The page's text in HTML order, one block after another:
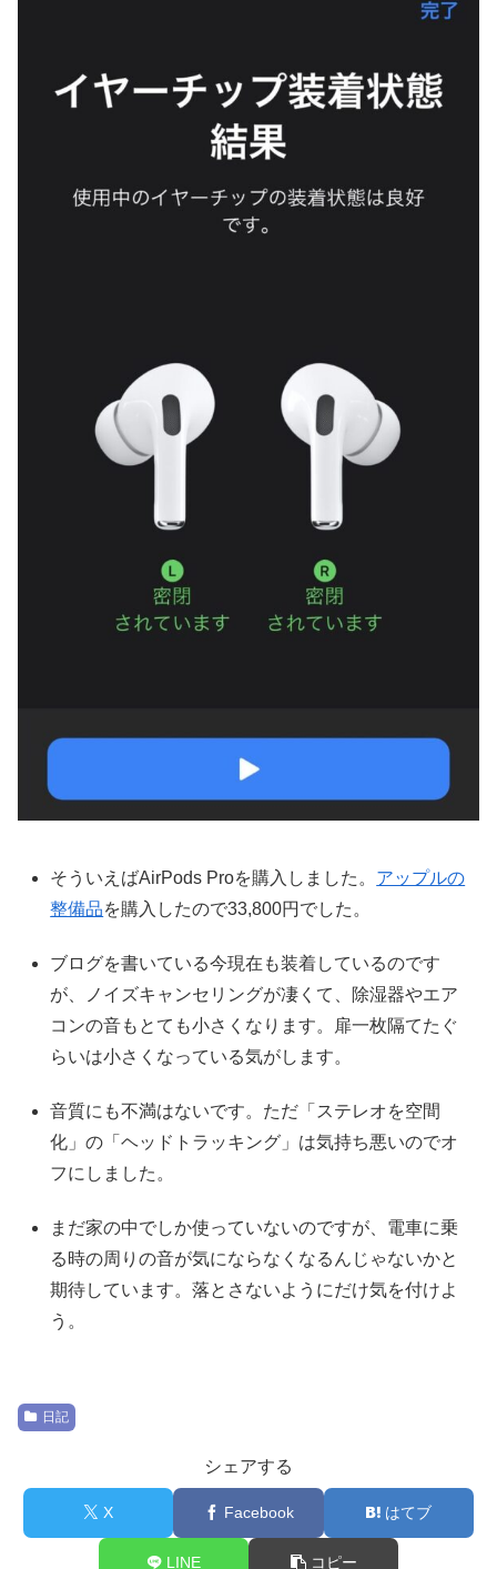
そういえばAirPods Proを購入しました。 アップルの
整備品を購入したので33,800円でした。
ブログを書いている今現在も装着しているのです
が、ノイズキャンセリングが凄くて、除湿器やエア
コンの音もとても小さくなります。扉一枚隔てたぐ
らいは小さくなっている気がします。
音質にも不満はないです。ただ「ステレオを空間
化」の「ヘッドトラッキング」は気持ち悪いのでオ
フにしました。
まだ家の中でしか使っていないのですが、電車に乗
る時の周りの音が気にならなくなるんじゃないかと
期待しています。落とさないようにだけ気を付けよ
う。
日記
シェアする
X Facebook はてブ
LINE コピー